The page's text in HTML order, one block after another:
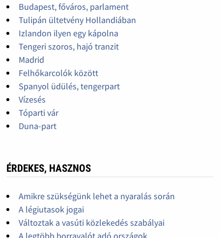
Budapest, főváros, parlament
Tulipán ültetvény Hollandiában
Izlandon ilyen egy kápolna
Tengeri szoros, hajó tranzit
Madrid
Felhőkarcolók között
Spanyol üdülés, tengerpart
Vízesés
Tóparti vár
Duna-part
ÉRDEKES, HASZNOS
Amikre szükségünk lehet a nyaralás során
A légiutasok jogai
Változtak a vasúti közlekedés szabályai
A legtöbb borravalót adó országok